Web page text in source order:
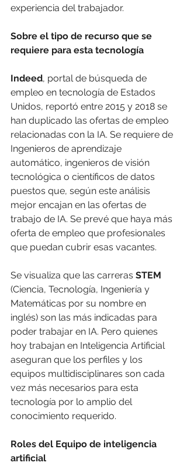
experiencia del trabajador.
Sobre el tipo de recurso que se
requiere para esta tecnología
Indeed, portal de búsqueda de
empleo en tecnología de Estados
Unidos, reportó entre 2015 y 2018 se
han duplicado las ofertas de empleo
relacionadas con la IA. Se requiere de
Ingenieros de aprendizaje
automático, ingenieros de visión
tecnológica o científicos de datos
puestos que, según este análisis
mejor encajan en las ofertas de
trabajo de IA. Se prevé que haya más
oferta de empleo que profesionales
que puedan cubrir esas vacantes.
Se visualiza que las carreras STEM
(Ciencia, Tecnología, Ingeniería y
Matemáticas por su nombre en
inglés) son las más indicadas para
poder trabajar en IA. Pero quienes
hoy trabajan en Inteligencia Artificial
aseguran que los perfiles y los
equipos multidisciplinares son cada
vez más necesarios para esta
tecnología por lo amplio del
conocimiento requerido.
Roles del Equipo de inteligencia
artificial